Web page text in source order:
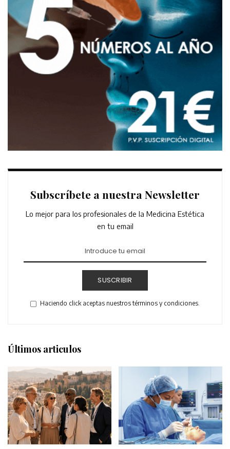
Subscríbete a nuestra Newsletter
Lo mejor para los profesionales de la Medicina Estética
en tu email
SUSCRIBIR
Haciendo click aceptas nuestros términos y condiciones.
Últimos articulos